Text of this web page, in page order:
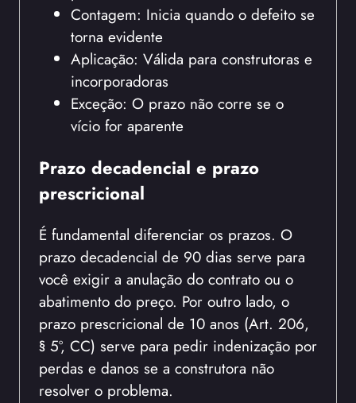
Contagem: Inicia quando o defeito se
torna evidente
Aplicação: Válida para construtoras e
incorporadoras
Exceção: O prazo não corre se o
vício for aparente
Prazo decadencial e prazo
prescricional
É fundamental diferenciar os prazos. O
prazo decadencial de 90 dias serve para
você exigir a anulação do contrato ou o
abatimento do preço. Por outro lado, o
prazo prescricional de 10 anos (Art. 206,
§ 5º, CC) serve para pedir indenização por
perdas e danos se a construtora não
resolver o problema.